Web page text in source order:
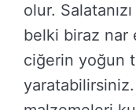
olur.
belki biraz nar
ciğerin yoğun